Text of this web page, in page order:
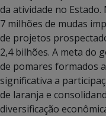
da atividade no
7 milhões de mudas
de projetos
2,4 bilhões. A meta do
de pomares formados
significativa a
de laranja e
diversificação